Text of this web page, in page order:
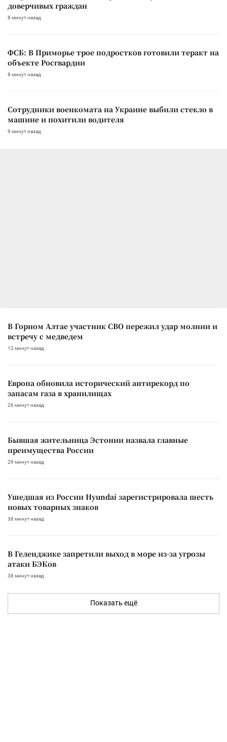
доверчивых граждан
8 минут назад
ФСБ: В Приморье трое подростков готовили теракт на
объекте Росгвардии
8 минут назад
Сотрудники военкомата на Украине выбили стекло в
машине и похитили водителя
9 минут назад
В Горном Алтае участник СВО пережил удар молнии и
встречу с медведем
12 минут назад
Европа обновила исторический антирекорд по
запасам газа в хранилищах
26 минут назад
Бывшая жительница Эстонии назвала главные
преимущества России
29 минут назад
Ушедшая из России Hyundai зарегистрировала шесть
новых товарных знаков
38 минут назад
В Геленджике запретили выход в море из-за угрозы
атаки БЭКов
38 минут назад
Показать ещё